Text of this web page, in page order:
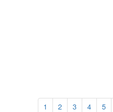
1 2 3 4 5